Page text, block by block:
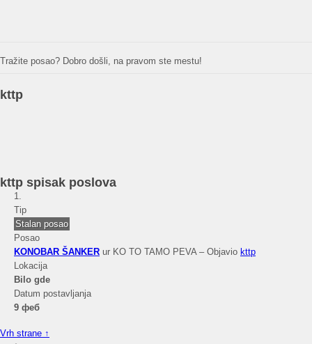
Tražite posao? Dobro došli, na pravom ste mestu!
kttp
kttp spisak poslova
Tip
Stalan posao
Posao
KONOBAR ŠANKER ur KO TO TAMO PEVA – Objavio kttp
Lokacija
Bilo gde
Datum postavljanja
9 феб
Vrh strane ↑